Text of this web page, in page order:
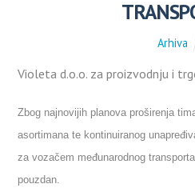
Arhiva
Violeta d.o.o. za proizvodnju i
Zbog najnovijih planova proširenja
asortimana te kontinuiranog
za vozačem međunarodnog
pouzdan.